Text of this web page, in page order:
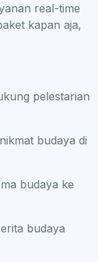
real-time
kapan aja,
pelestarian
budaya di
budaya ke
budaya